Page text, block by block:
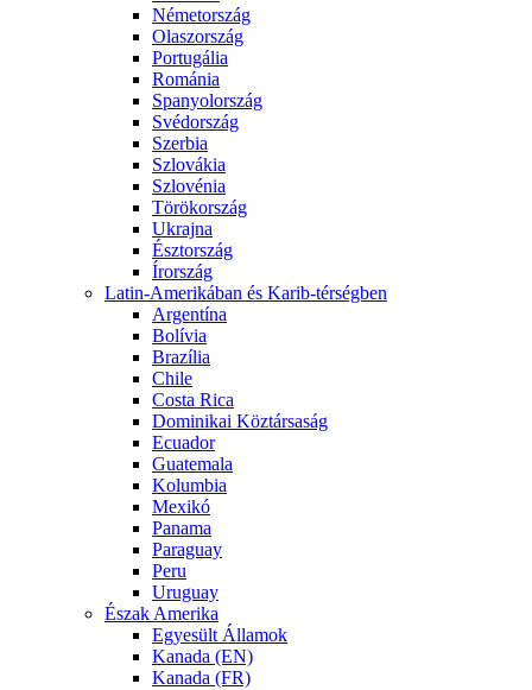
Németország
Olaszország
Portugália
Románia
Spanyolország
Svédország
Szerbia
Szlovákia
Szlovénia
Törökország
Ukrajna
Észtország
Írország
Latin-Amerikában és Karib-térségben
Argentína
Bolívia
Brazília
Chile
Costa Rica
Dominikai Köztársaság
Ecuador
Guatemala
Kolumbia
Mexikó
Panama
Paraguay
Peru
Uruguay
Észak Amerika
Egyesült Államok
Kanada (EN)
Kanada (FR)